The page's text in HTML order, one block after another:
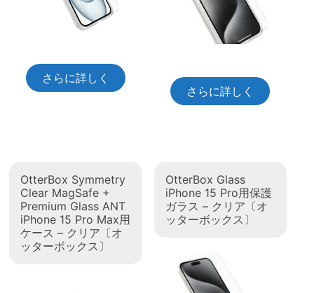
さらに詳しく
さらに詳しく
OtterBox Symmetry
Clear MagSafe +
Premium Glass ANT
iPhone 15 Pro Max用
ケース – クリア〔オ
ッターボックス〕
OtterBox Glass
iPhone 15 Pro用保護
ガラス – クリア〔オ
ッターボックス〕